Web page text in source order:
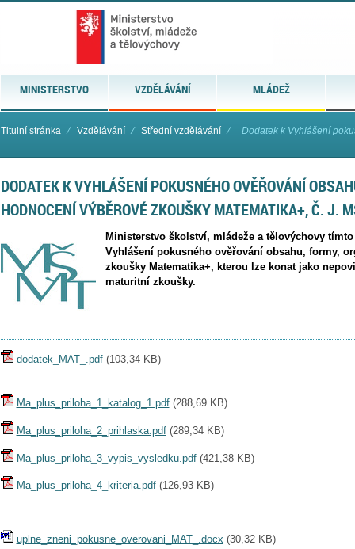
MINISTERSTVO VZDĚLÁVÁNÍ MLÁDEŽ
Titulní stránka ⁄ Vzdělávání ⁄ Střední vzdělávání ⁄ Dodatek k Vyhlášení
DODATEK K VYHLÁŠENÍ POKUSNÉHO OVĚŘOVÁNÍ
HODNOCENÍ VÝBĚROVÉ ZKOUŠKY MATEMATIKA+, Č.
Ministerstvo školství, mládeže a tělovýchovy
Vyhlášení pokusného ověřování obsahu, formy,
zkoušky Matematika+, kterou lze konat jako
maturitní zkoušky.
dodatek_MAT_.pdf(103,34 KB)
Ma_plus_priloha_1_katalog_1.pdf(288,69 KB)
Ma_plus_priloha_2_prihlaska.pdf(289,34 KB)
Ma_plus_priloha_3_vypis_vysledku.pdf(421,38 KB)
Ma_plus_priloha_4_kriteria.pdf(126,93 KB)
uplne_zneni_pokusne_overovani_MAT_.docx (30,32 KB)